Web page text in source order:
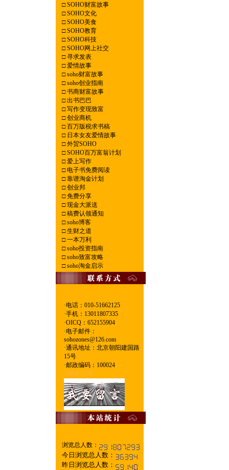
□SOHO财富故事
□SOHO文化
□SOHO美食
□SOHO教育
□SOHO科技
□SOHO网上社交
□寻求发表
□爱情故事
□soho财富故事
□soho创业指南
□书商财富故事
□出书巴巴
□写作变现致富
□创业商机
□百万版税求书稿
□日本女友爱情故事
□外贸SOHO
□SOHO百万富翁计划
□爱上写作
□电子书免费阅读
□靠谱淘金计划
□创业邦
□免费分享
□现金大派送
□稿费认领通知
□soho博客
□生财之道
□一本万利
□soho投资指南
□soho致富攻略
□soho淘金启示
·电话：010-51662125
·手机：13011807335
·OICQ：652155904
·电子邮件：
sohozones@126.com
·通讯地址：北京朝阳建国路
15号
·邮政编码：100024
--管中心理
浏览总人数：
今日浏览总人数：
昨日浏览总人数：